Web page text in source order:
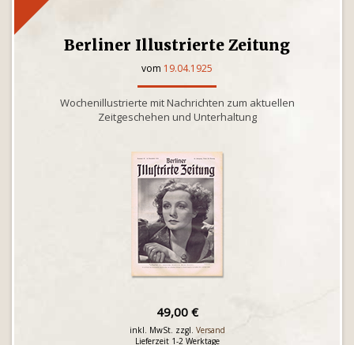
Berliner Illustrierte Zeitung
vom 19.04.1925
Wochenillustrierte mit Nachrichten zum aktuellen
Zeitgeschehen und Unterhaltung
49,00 €
inkl. MwSt. zzgl. Versand
Lieferzeit 1-2 Werktage